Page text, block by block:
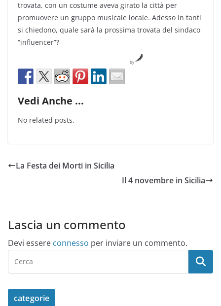
trovata, con un costume aveva girato la città per
promuovere un gruppo musicale locale. Adesso in tanti
si chiedono, quale sarà la prossima trovata del sindaco
“influencer”?
by
Vedi Anche ...
No related posts.
La Festa dei Morti in Sicilia
Il 4 novembre in Sicilia
Lascia un commento
Devi essere connesso per inviare un commento.
categorie